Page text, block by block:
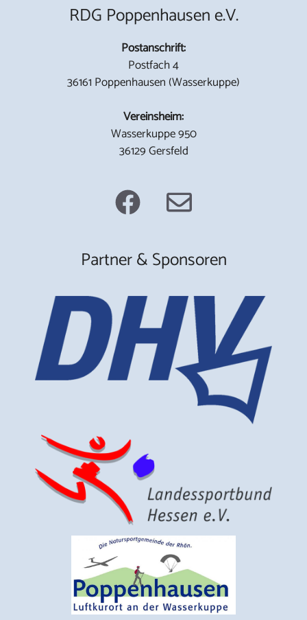
RDG Poppenhausen e.V.
Postanschrift:
Postfach 4
36161 Poppenhausen (Wasserkuppe)
Vereinsheim:
Wasserkuppe 950
36129 Gersfeld
Partner & Sponsoren